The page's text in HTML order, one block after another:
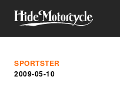
SPORTSTER
2009-05-10